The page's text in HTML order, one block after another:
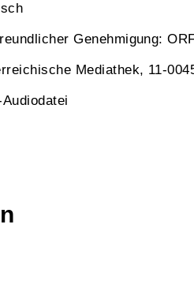
Genehmigung:
Mediathek, 11-
Audiodatei